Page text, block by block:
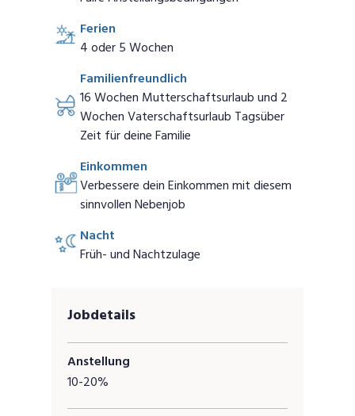
Ferien
4 oder 5 Wochen
Familienfreundlich
16 Wochen Mutterschaftsurlaub und 2
Wochen Vaterschaftsurlaub Tagsüber
Zeit für deine Familie
Einkommen
Verbessere dein Einkommen mit diesem
sinnvollen Nebenjob
Nacht
Früh- und Nachtzulage
Jobdetails
Anstellung
10-20%